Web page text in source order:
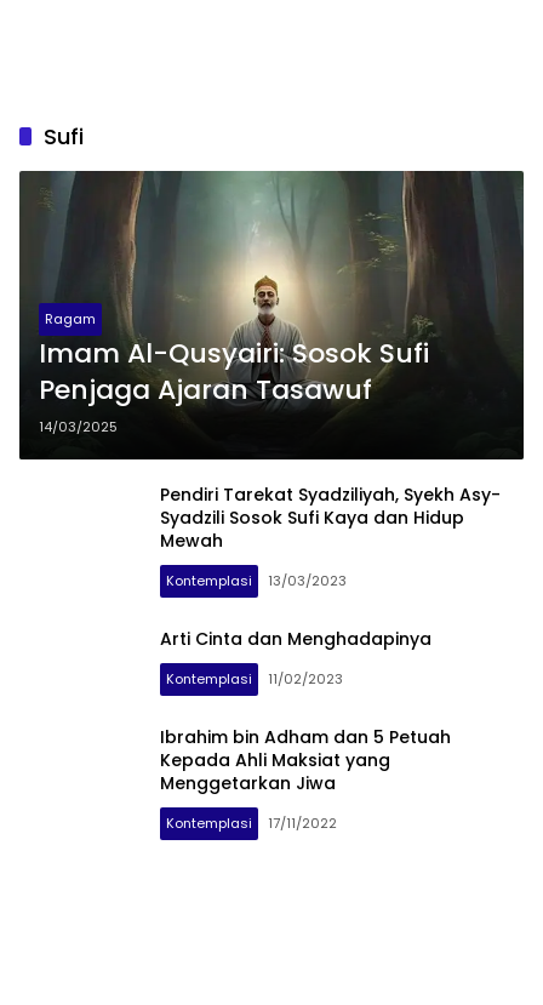
Sufi
Ragam
Imam Al-Qusyairi: Sosok Sufi
Penjaga Ajaran Tasawuf
14/03/2025
Pendiri Tarekat Syadziliyah, Syekh Asy-
Syadzili Sosok Sufi Kaya dan Hidup
Mewah
Kontemplasi 13/03/2023
Arti Cinta dan Menghadapinya
Kontemplasi 11/02/2023
Ibrahim bin Adham dan 5 Petuah
Kepada Ahli Maksiat yang
Menggetarkan Jiwa
Kontemplasi 17/11/2022